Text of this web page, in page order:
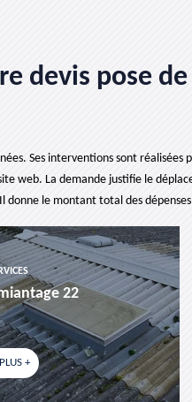
devis pose
Ses interventions sont
web. La demande justifie le
le montant total des
22
+